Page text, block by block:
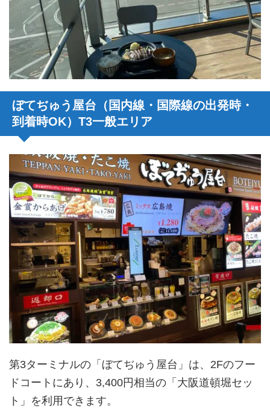
ぼてぢゅう屋台（国内線・国際線の出発時・
到着時OK）T3一般エリア
第3ターミナルの「ぼてぢゅう屋台」は、2Fのフー
ドコートにあり、3,400円相当の「大阪道頓堀セッ
ト」を利用できます。